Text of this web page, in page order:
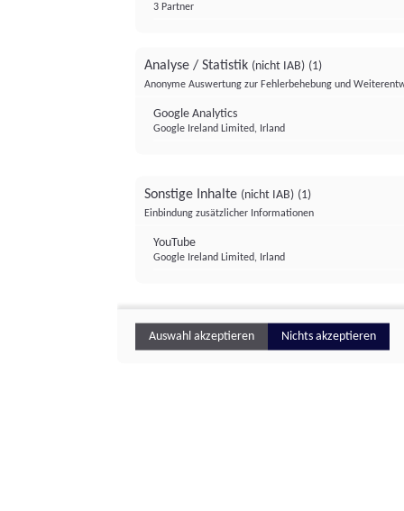
3 Partner
Analyse / Statistik (nicht IAB) (1)
Anonyme Auswertung zur Fehlerbehebung und
Google Analytics
Google Ireland Limited, Irland
Sonstige Inhalte (nicht IAB) (1)
Einbindung zusätzlicher Informationen
YouTube
Google Ireland Limited, Irland
Auswahl akzeptieren Nichts akzeptieren